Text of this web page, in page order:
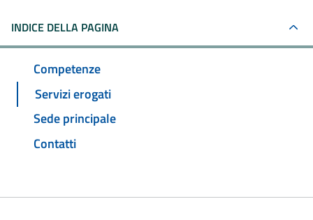
INDICE DELLA PAGINA
Competenze
Servizi erogati
Sede principale
Contatti